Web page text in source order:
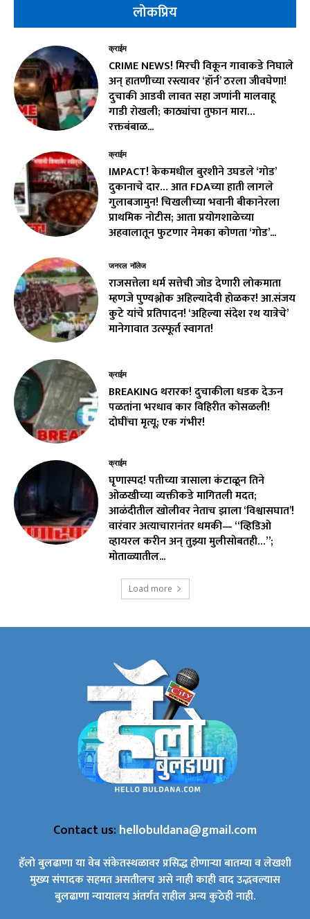
लोकप्रिय
क्राईम
CRIME NEWS! मिरची विकून गावाकडे निघाले
अन् हातणीच्या रस्त्यावर ‘हॉर्न’ ठरला जीवघेणा!
दुचाकी आडवी लावत सहा जणांनी मालवाहू
गाडी रोखली; काठ्यांचा तुफान मारा…
रक्तबंबाळ...
क्राईम
IMPACT! केकमधील बुरशीने उघडले ‘गोड’
दुकानाचे दार… आत FDAच्या हाती लागले
गुलाबजामुन! चिखलीच्या भवानी बीकानेरला
प्राथमिक नोटीस; आता प्रयोगशाळेच्या
अहवालातून फुटणार नेमका कोणता ‘गोड’...
जनरल नॉलेज
राजसत्तेला धर्म सत्तेची जोड देणारी लोकमाता
म्हणजे पुण्यश्लोक अहिल्यादेवी होळकर! आ.संजय
कुटे यांचे प्रतिपादन! ‘अहिल्या संदेश रथ यात्रेचे’
मानेगावात उत्स्फूर्त स्वागत!
क्राईम
BREAKING थरारक! दुचाकीला धडक देऊन
पळतांना भरधाव कार विहिरीत कोसळली!
दोघींचा मृत्यू; एक गंभीर!
क्राईम
घृणास्पद! पतीच्या त्रासाला कंटाळून तिने
ओळखीच्या व्यक्तीकडे मागितली मदत;
आळंदीतील खोलीवर नेताच झाला ‘विश्वासघात’!
वारंवार अत्याचारानंतर धमकी— “व्हिडिओ
व्हायरल करीन अन् तुझ्या मुलीसोबतही…”;
मोताळ्यातील...
Load more
Contact us:hellobuldana@gmail.com
हॅलो बुलढाणा या वेब संकेतस्थळावर प्रसिद्ध होणाऱ्या बातम्या व लेखशी
मुख्य संपादक सहमत असतीलच असे नाही काही वाद उद्भवल्यास
बुलढाणा न्यायालय अंतर्गत राहील अन्य कुठेही नाही.